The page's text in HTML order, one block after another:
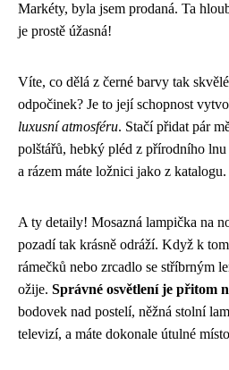
Markéty, byla jsem prodaná. Ta
je prostě úžasná!
Víte, co dělá z černé barvy tak
odpočinek? Je to její schopnost
luxusní atmosféru. Stačí přidat pár
polštářů, hebký pléd z přírodního
a rázem máte ložnici jako z katalogu.
A ty detaily! Mosazná lampička na
pozadí tak krásně odráží. Když k
rámečků nebo zrcadlo se stříbrným
ožije. Správné osvětlení je přitom
bodovek nad postelí, něžná stolní
televizí, a máte dokonale útulné